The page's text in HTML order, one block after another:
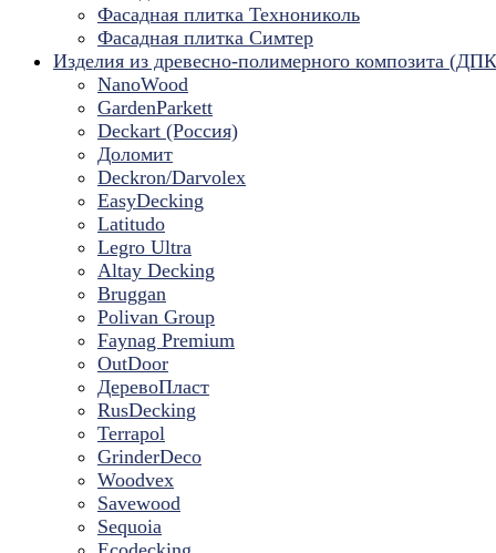
Фасадная плитка Технониколь
Фасадная плитка Симтер
Изделия из древесно-полимерного композита
NanoWood
GardenParkett
Deckart (Россия)
Доломит
Deckron/Darvolex
EasyDecking
Latitudo
Legro Ultra
Altay Decking
Bruggan
Polivan Group
Faynag Premium
OutDoor
ДеревоПласт
RusDecking
Terrapol
GrinderDeco
Woodvex
Savewood
Sequoia